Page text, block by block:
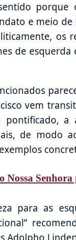
porque
e meio
os
de
vem
a
de modo
Nossa
para as